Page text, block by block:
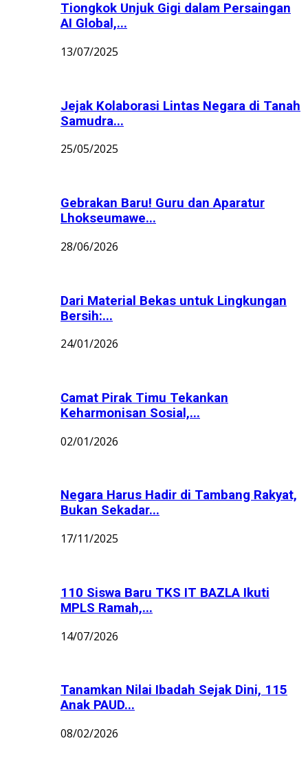
Tiongkok Unjuk Gigi dalam Persaingan
AI Global,...
13/07/2025
Jejak Kolaborasi Lintas Negara di Tanah
Samudra...
25/05/2025
Gebrakan Baru! Guru dan Aparatur
Lhokseumawe...
28/06/2026
Dari Material Bekas untuk Lingkungan
Bersih:...
24/01/2026
Camat Pirak Timu Tekankan
Keharmonisan Sosial,...
02/01/2026
Negara Harus Hadir di Tambang Rakyat,
Bukan Sekadar...
17/11/2025
110 Siswa Baru TKS IT BAZLA Ikuti
MPLS Ramah,...
14/07/2026
Tanamkan Nilai Ibadah Sejak Dini, 115
Anak PAUD...
08/02/2026